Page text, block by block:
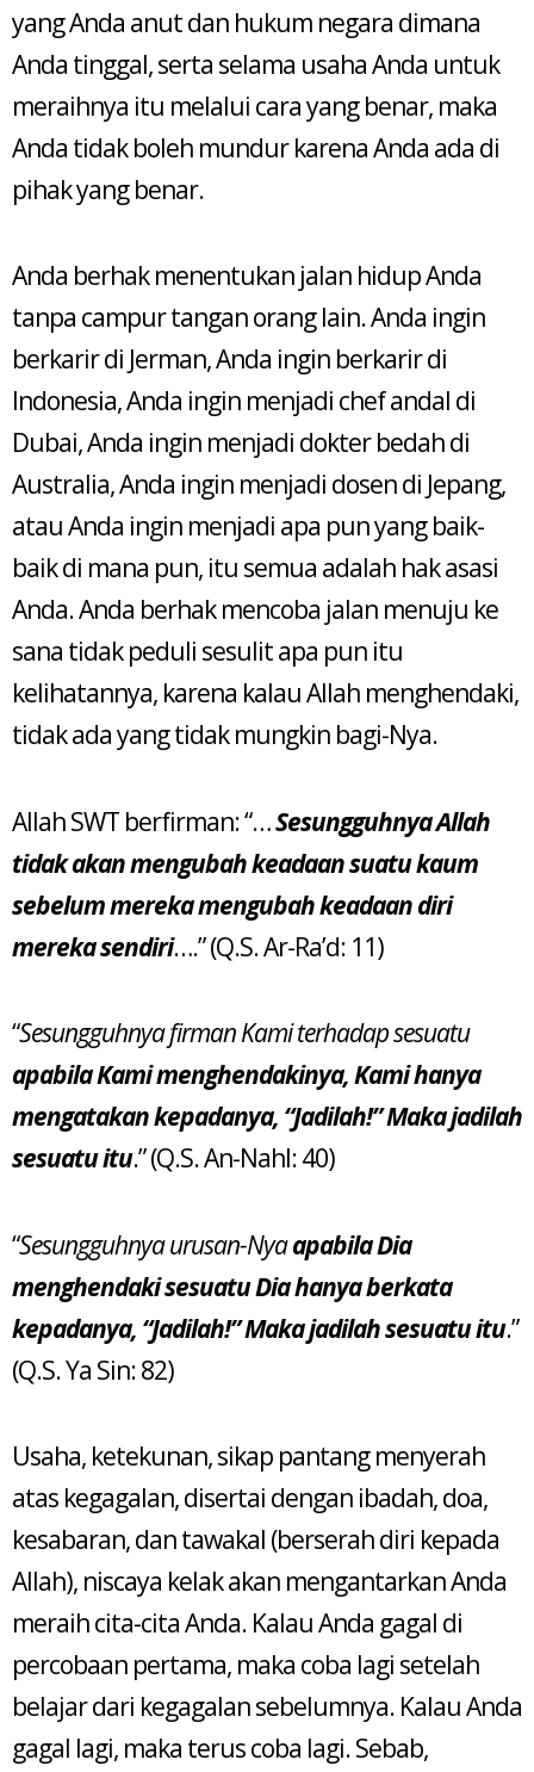
yang Anda anut dan hukum negara dimana
Anda tinggal, serta selama usaha Anda untuk
meraihnya itu melalui cara yang benar, maka
Anda tidak boleh mundur karena Anda ada di
pihak yang benar.
Anda berhak menentukan jalan hidup Anda
tanpa campur tangan orang lain. Anda ingin
berkarir di Jerman, Anda ingin berkarir di
Indonesia, Anda ingin menjadi chef andal di
Dubai, Anda ingin menjadi dokter bedah di
Australia, Anda ingin menjadi dosen di Jepang,
atau Anda ingin menjadi apa pun yang baik-
baik di mana pun, itu semua adalah hak asasi
Anda. Anda berhak mencoba jalan menuju ke
sana tidak peduli sesulit apa pun itu
kelihatannya, karena kalau Allah menghendaki,
tidak ada yang tidak mungkin bagi-Nya.
Allah SWT berfirman: “…Sesungguhnya Allah
tidak akan mengubah keadaan suatu kaum
sebelum mereka mengubah keadaan diri
mereka sendiri….” (Q.S. Ar-Ra’d: 11)
“Sesungguhnya firman Kami terhadap sesuatu
apabila Kami menghendakinya, Kami hanya
mengatakan kepadanya, “Jadilah!” Maka jadilah
sesuatu itu.” (Q.S. An-Nahl: 40)
“Sesungguhnya urusan-Nyaapabila Dia
menghendaki sesuatu Dia hanya berkata
kepadanya, “Jadilah!” Maka jadilah sesuatu itu.”
(Q.S. Ya Sin: 82)
Usaha, ketekunan, sikap pantang menyerah
atas kegagalan, disertai dengan ibadah, doa,
kesabaran, dan tawakal (berserah diri kepada
Allah), niscaya kelak akan mengantarkan Anda
meraih cita-cita Anda. Kalau Anda gagal di
percobaan pertama, maka coba lagi setelah
belajar dari kegagalan sebelumnya. Kalau Anda
gagal lagi, maka terus coba lagi. Sebab,